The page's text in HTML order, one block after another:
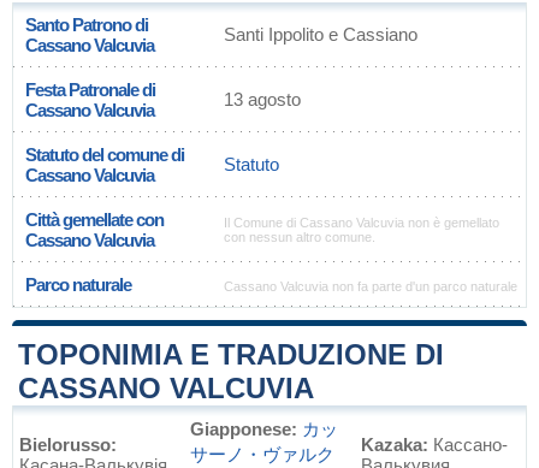
Santo Patrono di
Cassano Valcuvia
Santi Ippolito e Cassiano
Festa Patronale di
Cassano Valcuvia
13 agosto
Statuto del comune di
Cassano Valcuvia
Statuto
Città gemellate con
Cassano Valcuvia
Il Comune di Cassano Valcuvia non è gemellato
con nessun altro comune.
Parco naturale Cassano Valcuvia non fa parte d'un parco naturale
TOPONIMIA E TRADUZIONE DI
CASSANO VALCUVIA
Bielorusso:
Giapponese: カッ
サーノ・ヴァルク
Kazaka: Кассано-